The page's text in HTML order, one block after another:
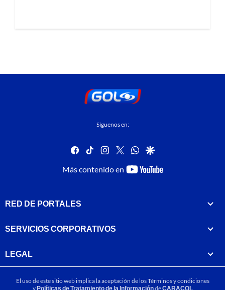
Síguenos en:
facebook
tiktok instagram
twitterwhatsapp
google
Más contenido en
youtube-
RED DE PORTALES
SERVICIOS CORPORATIVOS
LEGAL
El uso de este sitio web implica la aceptación de losTérminos y condiciones
yPolíticas de Tratamiento de la InformacióndeCARACOL